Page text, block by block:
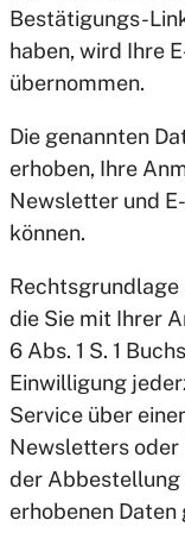
Bestätigungs-
haben, wird Ihre
übernommen.
Die genannten
erhoben, Ihre
Newsletter und
können.
Rechtsgrundlage
die Sie mit Ihrer
6 Abs. 1 S. 1
Einwilligung
Service über
Newsletters
der Abbestellung
erhobenen Daten